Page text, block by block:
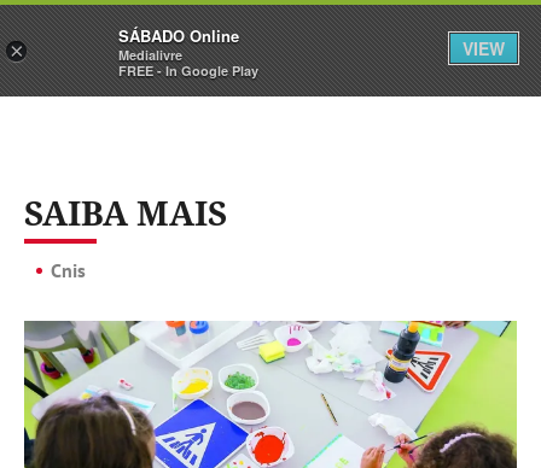
Sábado Assine Iniciar Sessão
SAIBA MAIS
Cnis
×
SÁBADO Online
Medialivre
FREE - In Google Play
VIEW